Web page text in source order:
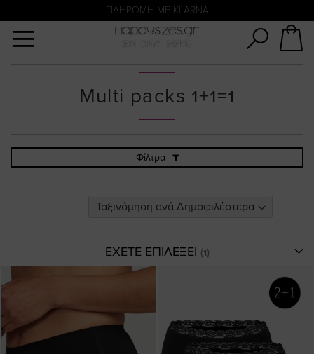
ΠΛΗΡΩΜΗ ΜΕ KLARNA
ΑΜΕΣΗ ΠΑΡΑΔΟΣΗ ΜΕ ACS ΚΑΙ ΓΕΝΙΚΗ ΤΑΧΥΔΡΟΜΙΚΉ
Multi packs 1+1=1
Φίλτρα
ΕΧΕΤΕ ΕΠΙΛΕΞΕΙ
Αναζήτηση